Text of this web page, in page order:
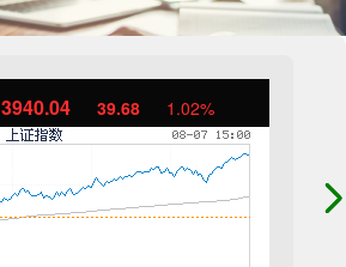
3940.04 39.68 1.02%